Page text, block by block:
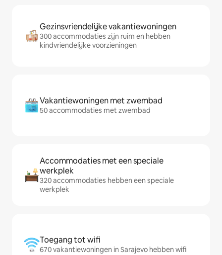
Gezinsvriendelijke vakantiewoningen
300 accommodaties zijn ruim en hebben
kindvriendelijke voorzieningen
Vakantiewoningen met zwembad
50 accommodaties met zwembad
Accommodaties met een speciale
werkplek
320 accommodaties hebben een speciale
werkplek
Toegang tot wifi
670 vakantiewoningen in Sarajevo hebben wifi